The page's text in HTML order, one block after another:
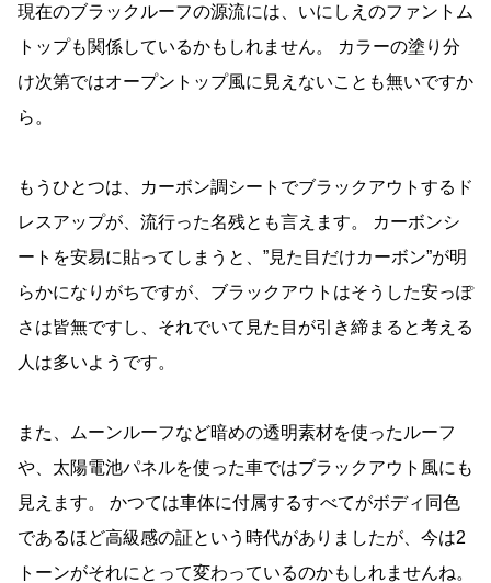
現在のブラックルーフの源流には、いにしえのファントム
トップも関係しているかもしれません。 カラーの塗り分
け次第ではオープントップ風に見えないことも無いですか
ら。
もうひとつは、カーボン調シートでブラックアウトするド
レスアップが、流行った名残とも言えます。 カーボンシ
ートを安易に貼ってしまうと、”見た目だけカーボン”が明
らかになりがちですが、ブラックアウトはそうした安っぽ
さは皆無ですし、それでいて見た目が引き締まると考える
人は多いようです。
また、ムーンルーフなど暗めの透明素材を使ったルーフ
や、太陽電池パネルを使った車ではブラックアウト風にも
見えます。 かつては車体に付属するすべてがボディ同色
であるほど高級感の証という時代がありましたが、今は2
トーンがそれにとって変わっているのかもしれませんね。